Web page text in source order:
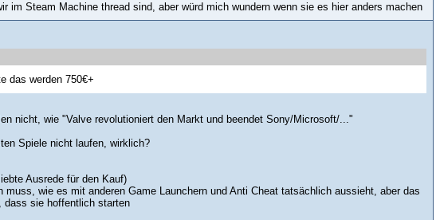
Steam Machine thread sind, aber würd mich wundern wenn sie es hier anders machen
das werden 750€+
nicht, wie "Valve revolutioniert den Markt und beendet Sony/Microsoft/..."
Spiele nicht laufen, wirklich?
Ausrede für den Kauf)
wie es mit anderen Game Launchern und Anti Cheat tatsächlich aussieht, aber das
dass sie hoffentlich starten